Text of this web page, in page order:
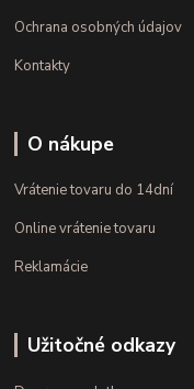
Ochrana osobných údajov
Kontakty
O nákupe
Vrátenie tovaru do 14dní
Online vrátenie tovaru
Reklamácie
Užitočné odkazy